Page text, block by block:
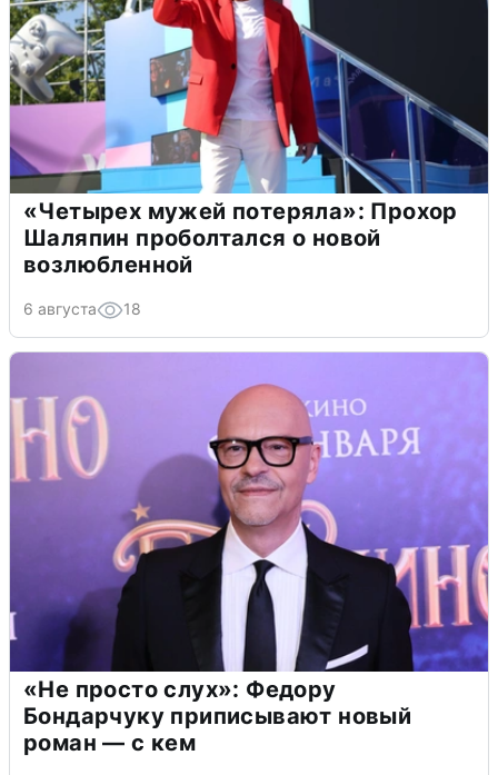
«Четырех мужей потеряла»: Прохор
Шаляпин проболтался о новой
возлюбленной
6 августа 18
«Не просто слух»: Федору
Бондарчуку приписывают новый
роман — с кем